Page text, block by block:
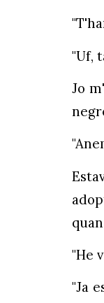
"Uf,
Jo
"He
"Ja